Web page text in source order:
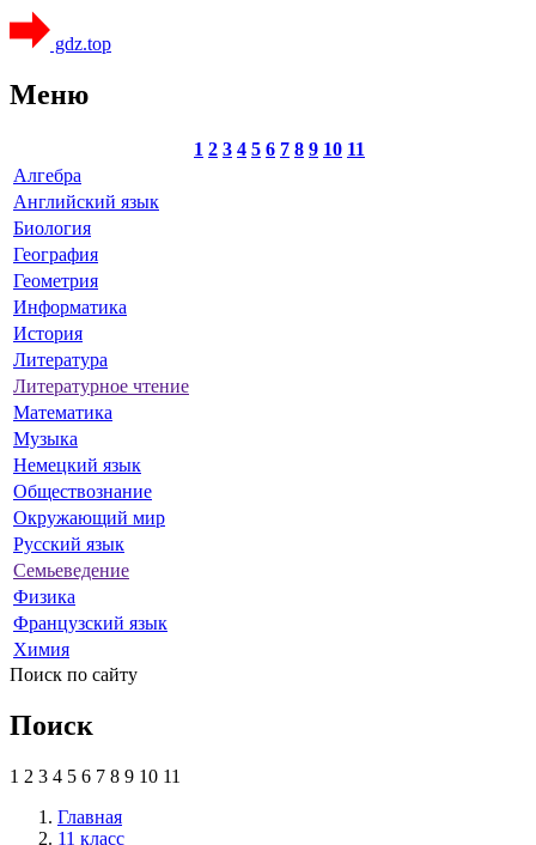
gdz.top
Меню
1 2 3 4 5 6 7 8 9 10 11
Алгебра
Английский язык
Биология
География
Геометрия
Информатика
История
Литература
Литературное чтение
Математика
Музыка
Немецкий язык
Обществознание
Окружающий мир
Русский язык
Семьеведение
Физика
Французский язык
Химия
Поиск по сайту
Поиск
1 2 3 4 5 6 7 8 9 10 11
Главная
11 класс